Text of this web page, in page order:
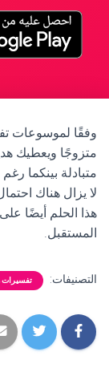
وفقًا لموسوعات
متزوجًا ويعطيك
متبادلة بينكما
لا يزال هناك
هذا الحلم أيضًا
المستقبل.
التصنيفات: تفسيرات